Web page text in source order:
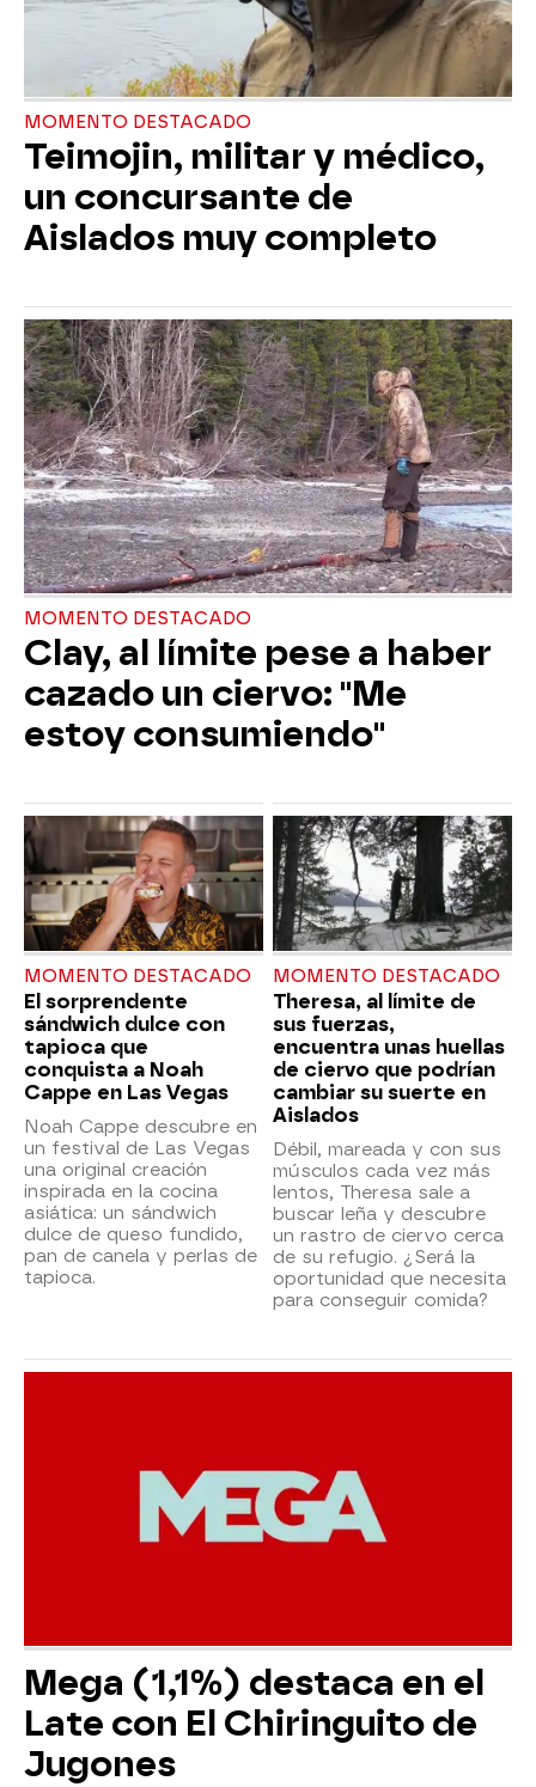
MOMENTO DESTACADO
Teimojin, militar y médico,
un concursante de
Aislados muy completo
MOMENTO DESTACADO
Clay, al límite pese a haber
cazado un ciervo: "Me
estoy consumiendo"
MOMENTO DESTACADO
El sorprendente
sándwich dulce con
tapioca que
conquista a Noah
Cappe en Las Vegas
Noah Cappe descubre en
un festival de Las Vegas
una original creación
inspirada en la cocina
asiática: un sándwich
dulce de queso fundido,
pan de canela y perlas de
tapioca.
MOMENTO DESTACADO
Theresa, al límite de
sus fuerzas,
encuentra unas huellas
de ciervo que podrían
cambiar su suerte en
Aislados
Débil, mareada y con sus
músculos cada vez más
lentos, Theresa sale a
buscar leña y descubre
un rastro de ciervo cerca
de su refugio. ¿Será la
oportunidad que necesita
para conseguir comida?
Mega (1,1%) destaca en el
Late con El Chiringuito de
Jugones